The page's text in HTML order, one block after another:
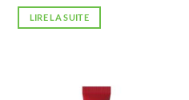
LIRE LA SUITE